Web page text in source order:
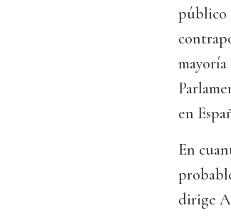
público
en
En
dirige